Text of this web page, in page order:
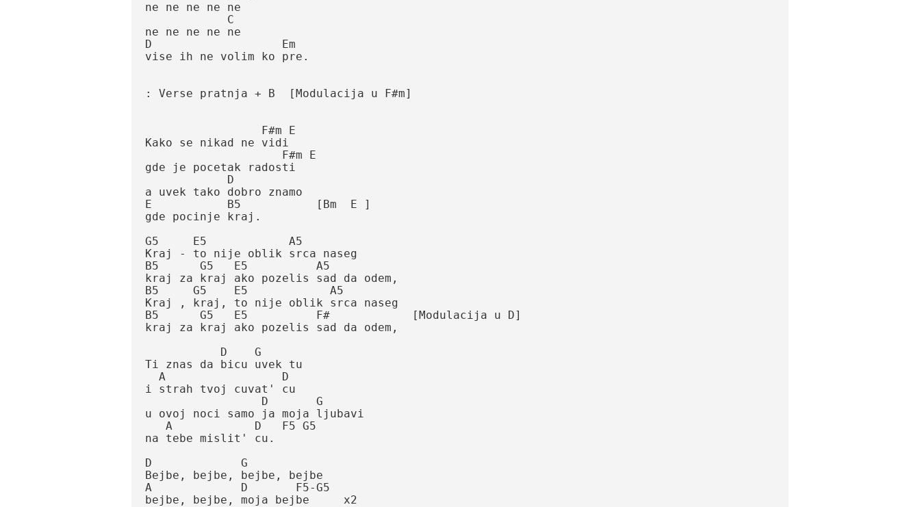
ne ne ne ne ne
ne ne ne ne ne
D                   Em
vise ih ne volim ko pre.
: Verse pratnja + B  [Modulacija u F#m]
Kako se nikad ne vidi
gde je pocetak radosti
a uvek tako dobro znamo
E           B5           [Bm  E ]
gde pocinje kraj.
G5     E5            A5
Kraj - to nije oblik srca naseg
B5      G5   E5          A5
kraj za kraj ako pozelis sad da odem,
B5     G5    E5            A5
Kraj , kraj, to nije oblik srca naseg
B5      G5   E5          F#            [Modulacija u D]
kraj za kraj ako pozelis sad da odem,
Ti znas da bicu uvek tu
i strah tvoj cuvat' cu
u ovoj noci samo ja moja ljubavi
na tebe mislit' cu.
D             G
Bejbe, bejbe, bejbe, bejbe
A             D       F5-G5
bejbe, bejbe, moja bejbe     x2